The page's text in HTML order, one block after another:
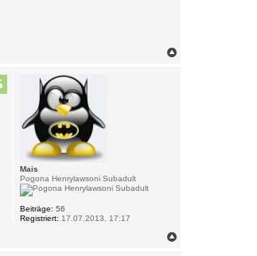
Mais
Pogona Henrylawsoni Subadult
Beiträge: 56
Registriert: 17.07.2013, 17:17